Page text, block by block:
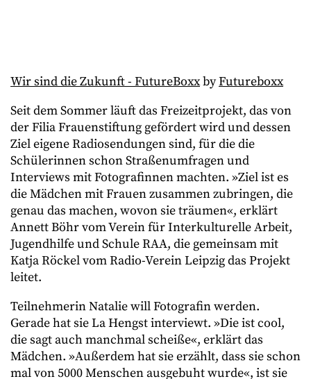
Wir sind die Zukunft - FutureBoxxbyFutureboxx
Seit dem Sommer läuft das Freizeitprojekt, das von
der Filia Frauenstiftung gefördert wird und dessen
Ziel eigene Radiosendungen sind, für die die
Schülerinnen schon Straßenumfragen und
Interviews mit Fotografinnen machten. »Ziel ist es
die Mädchen mit Frauen zusammen zubringen, die
genau das machen, wovon sie träumen«, erklärt
Annett Böhr vom Verein für Interkulturelle Arbeit,
Jugendhilfe und Schule RAA, die gemeinsam mit
Katja Röckel vom Radio-Verein Leipzig das Projekt
leitet.
Teilnehmerin Natalie will Fotografin werden.
Gerade hat sie La Hengst interviewt. »Die ist cool,
die sagt auch manchmal scheiße«, erklärt das
Mädchen. »Außerdem hat sie erzählt, dass sie schon
mal von 5000 Menschen ausgebuht wurde«, ist sie